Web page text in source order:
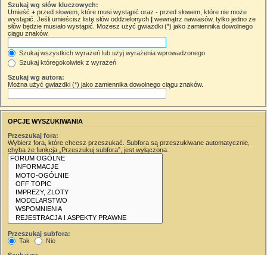
Szukaj wg słów kluczowych:
Umieść + przed słowem, które musi wystąpić oraz - przed słowem, które nie może
wystąpić. Jeśli umieścisz listę słów oddzielonych | wewnątrz nawiasów, tylko jedno ze
słów będzie musiało wystąpić. Możesz użyć gwiazdki (*) jako zamiennika dowolnego
ciągu znaków.
Szukaj wszystkich wyrażeń lub użyj wyrażenia wprowadzonego
Szukaj któregokolwiek z wyrażeń
Szukaj wg autora:
Można użyć gwiazdki (*) jako zamiennika dowolnego ciągu znaków.
OPCJE WYSZUKIWANIA
Przeszukaj fora:
Wybierz fora, które chcesz przeszukać. Subfora są przeszukiwane automatycznie,
chyba że funkcja „Przeszukuj subfora”, jest wyłączona.
Przeszukaj subfora:
Tak
Nie